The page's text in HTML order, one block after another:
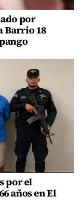
por
Barrio 18
por el
años en El